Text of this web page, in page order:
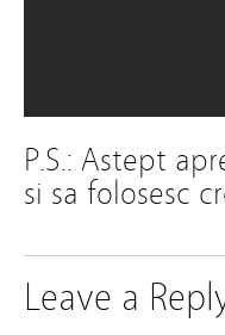
P.S.: Astept
si sa folosesc
Leave a